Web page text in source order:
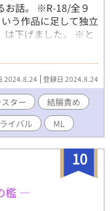
お話。 ※R-18/全９
う作品に足して独立
は下げました。 ※と
記憶しかありませ
ンで付け足したこと
り、ストーリー成分
プしました。
よろしくお願い
性：ヒーラー系戦士
け箱入りの戦士。
る。 キレイ系の見
なく、自他共に顔の
。 ペルシアンヌス
外はだいたい大雑把
ト級の強さと口の
大人しくしてい
2024.8.24 登録日 2024.8.24
ター
結腸責め
ライバル ML
10
檻 ―